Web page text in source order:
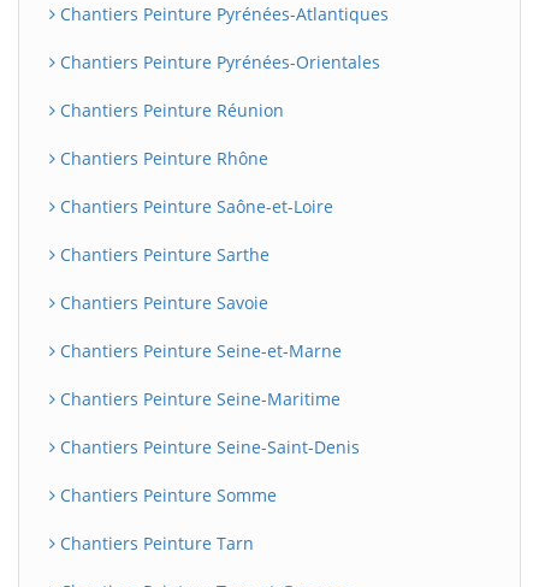
Chantiers Peinture Pyrénées-Atlantiques
Chantiers Peinture Pyrénées-Orientales
Chantiers Peinture Réunion
Chantiers Peinture Rhône
Chantiers Peinture Saône-et-Loire
Chantiers Peinture Sarthe
Chantiers Peinture Savoie
Chantiers Peinture Seine-et-Marne
Chantiers Peinture Seine-Maritime
Chantiers Peinture Seine-Saint-Denis
Chantiers Peinture Somme
Chantiers Peinture Tarn